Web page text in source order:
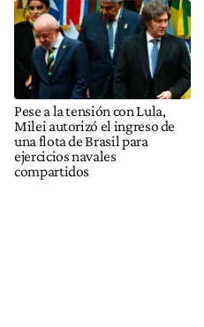
Pese a la tensión con Lula,
Milei autorizó el ingreso de
una flota de Brasil para
ejercicios navales
compartidos